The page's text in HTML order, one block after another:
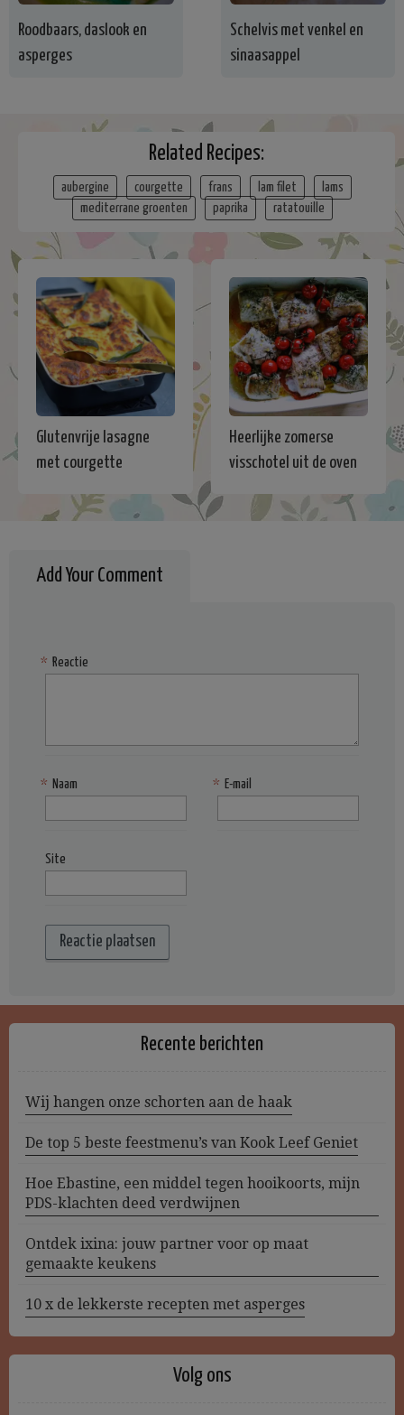
Roodbaars, daslook en
asperges
Schelvis met venkel en
sinaasappel
Related Recipes:
aubergine courgette frans lam filet
lams
mediterrane groenten
paprika ratatouille
Glutenvrije lasagne
met courgette
Heerlijke zomerse
visschotel uit de oven
Add Your Comment
Reactie
*
Naam
* E-mail
*
Site
Recente berichten
Wij hangen onze schorten aan de haak
De top 5 beste feestmenu’s van Kook Leef Geniet
Hoe Ebastine, een middel tegen hooikoorts, mijn
PDS-klachten deed verdwijnen
Ontdek ixina: jouw partner voor op maat
gemaakte keukens
10 x de lekkerste recepten met asperges
Volg ons